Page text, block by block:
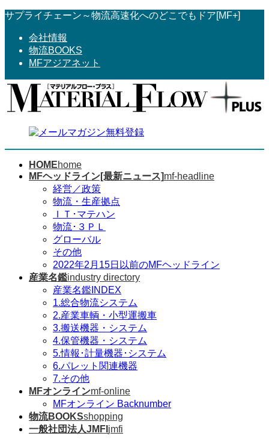
コ
へ
ス
ナ
ョ
ン
サプライチェーン～物流高速化へのどこでもドア[MF+]
会社情報
物流BOOKS
MFアジアネット
HOMEhome
MFヘッドライン[最新ニュース]mf-headline
経営／政策
物流・生産拠点
ＩＴ･マテハン
物流･３ＰＬ
グローバル
その他
2022年2月15日以前のMFヘッドライン
産業名鑑industry directory
産業名鑑INDEX
1.総合物流システム
2.産業車輌・小型運搬車
3.搬送機器・システム
4.保管機器・システム
5.情報･計量機器･システム
6.パレット関連機器
7.その他
MFオンラインmf-online
MFオンライン Backnumber
物流BOOKSshopping
一般社団法人JMFI jmfi